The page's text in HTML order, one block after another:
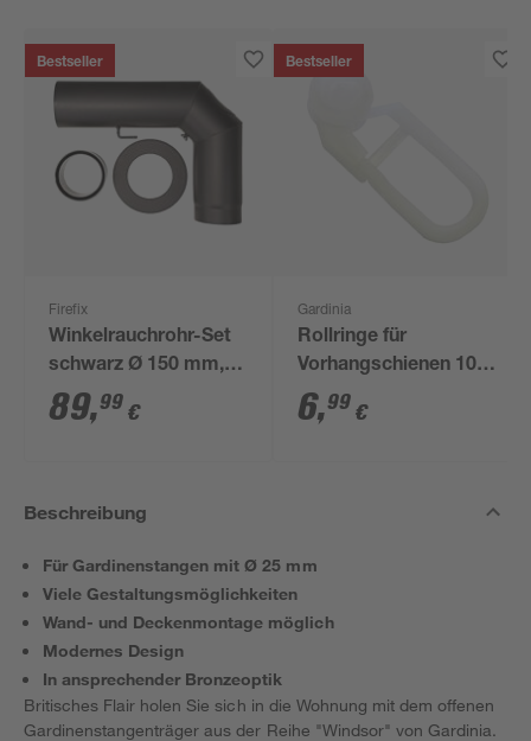
Bestseller
Firefix
Winkelrauchrohr-Set
schwarz Ø 150 mm,
3-teilig
89,99 €
Bestseller
Gardinia
Rollringe für
Vorhangschienen 100
Stück
6,99 €
Beschreibung
Für Gardinenstangen mit Ø 25 mm
Viele Gestaltungsmöglichkeiten
Wand- und Deckenmontage möglich
Modernes Design
In ansprechender Bronzeoptik
Britisches Flair holen Sie sich in die Wohnung mit dem offenen
Gardinenstangenträger aus der Reihe "Windsor" von Gardinia.